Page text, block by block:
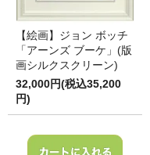
【絵画】ジョン ボッチ
「アーンズ ブーケ」(版
画シルクスクリーン)
32,000円(税込35,200
円)